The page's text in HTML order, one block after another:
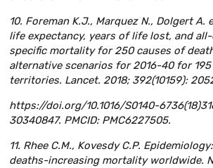
10. Foreman K.J., Marquez N., Dolgert A.
life expectancy, years of life lost, and
specific mortality for 250 causes of
alternative scenarios for 2016-40 for
territories. Lancet. 2018; 392(10159):
https://doi.org/10.1016/S0140-
30340847. PMCID: PMC6227505.
11. Rhee C.M., Kovesdy C.P.
deaths-increasing mortality worldwide.